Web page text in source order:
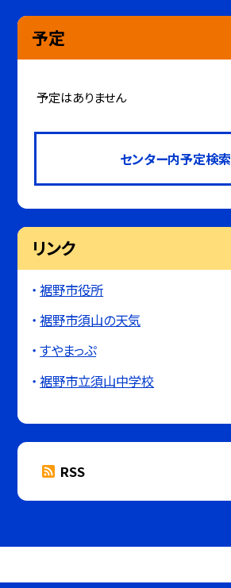
予定
予定はありません
センター内予定検索
リンク
裾野市役所
裾野市須山の天気
すやまっぷ
裾野市立須山中学校
RSS